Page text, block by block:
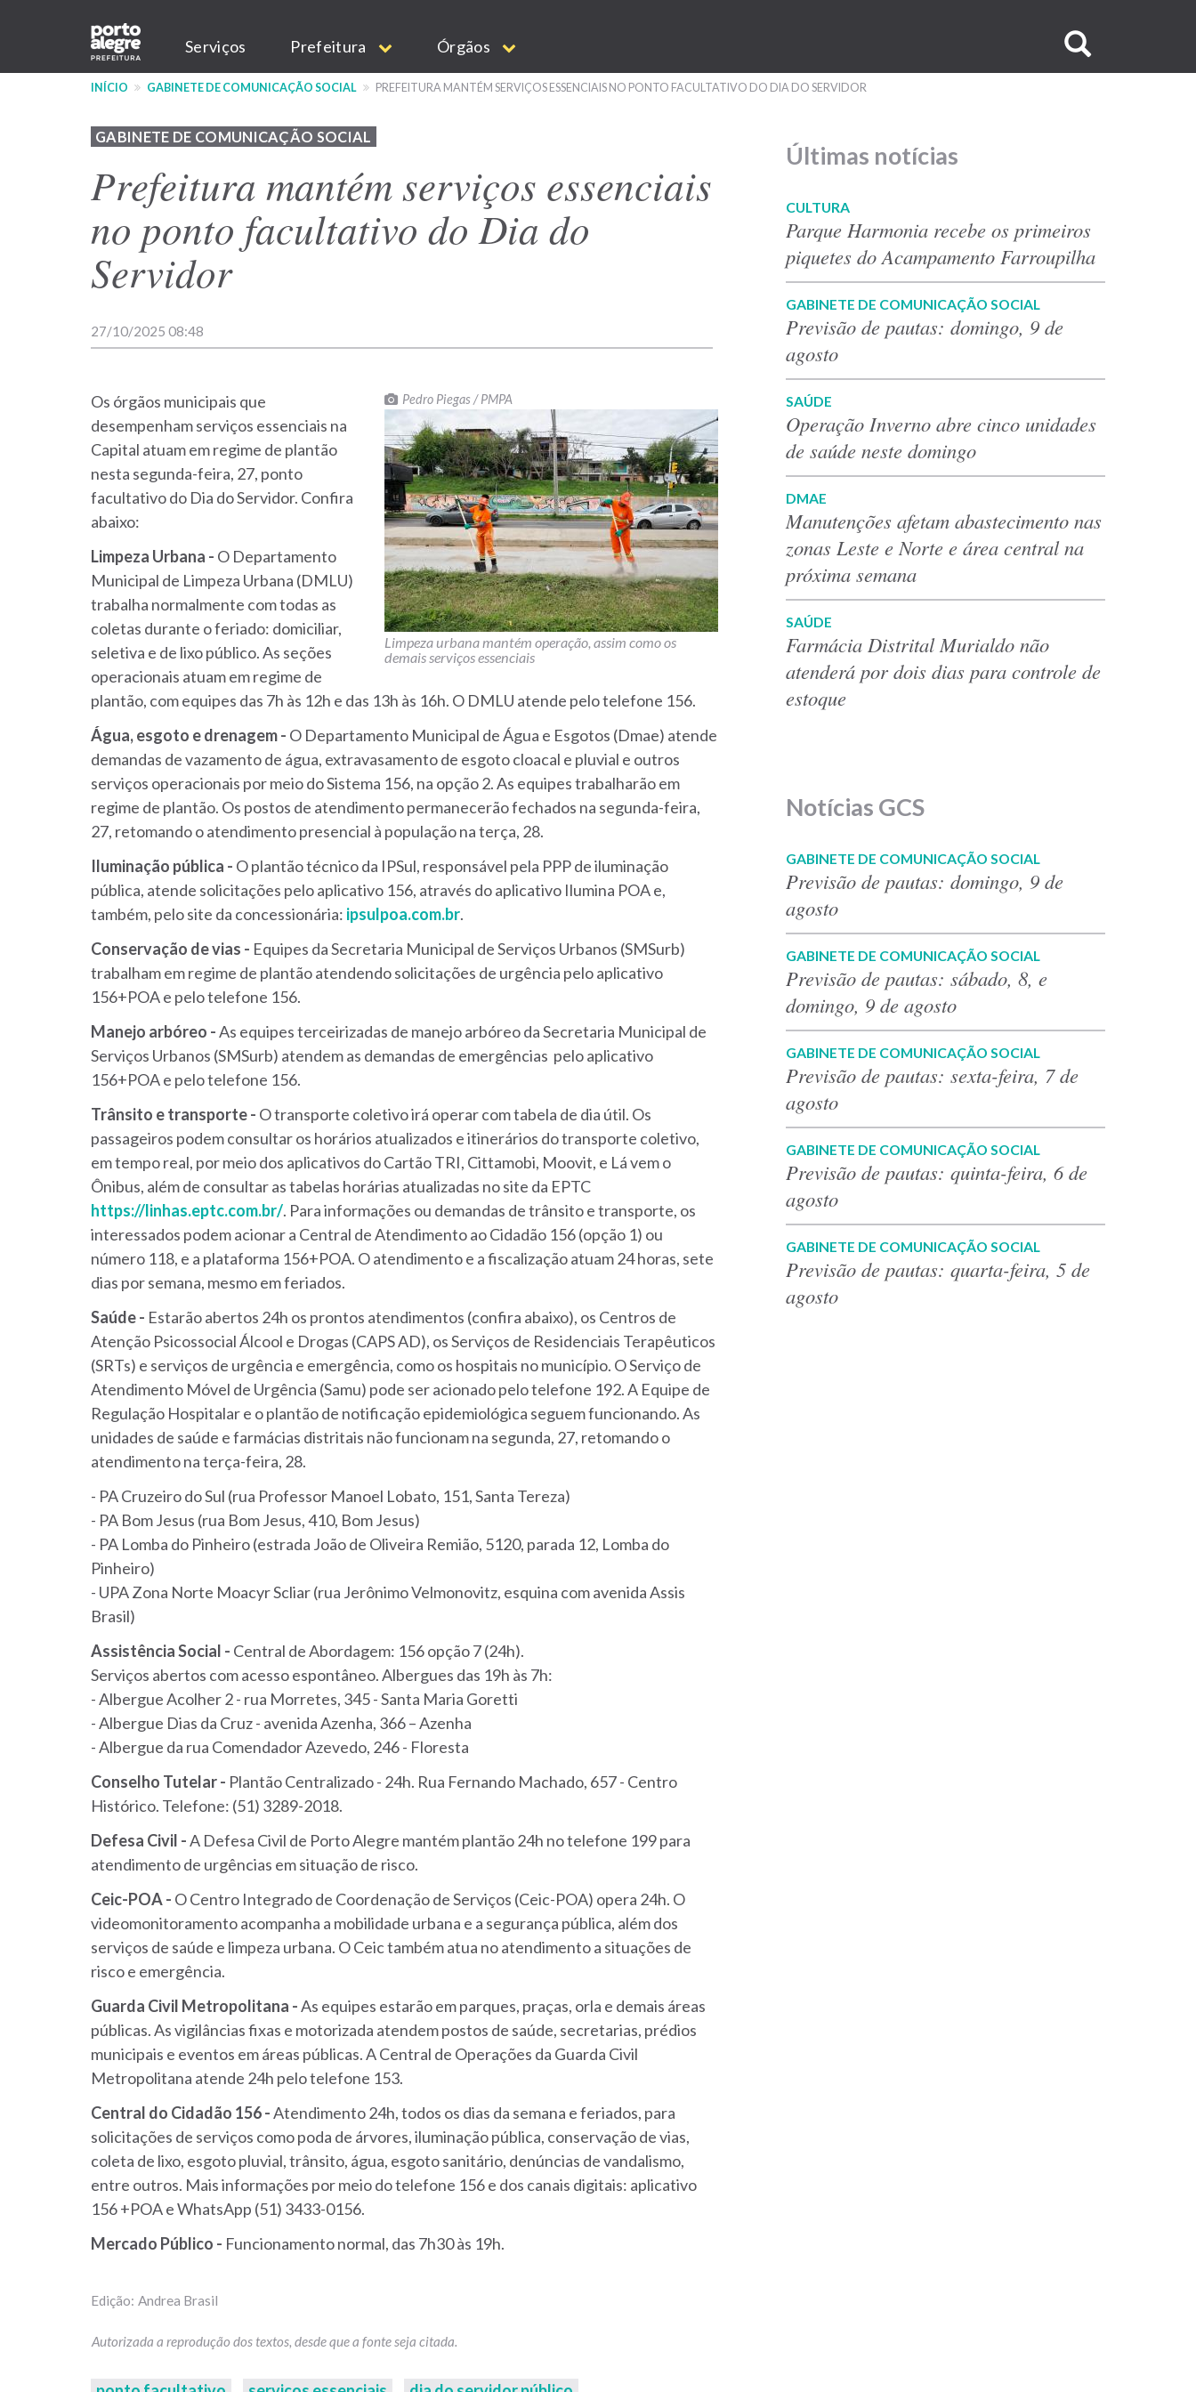
conteúdo
Main
navigation
Serviços Prefeitura Órgãos
no
INÍCIO GABINETE DE COMUNICAÇÃO SOCIAL PREFEITURA MANTÉM SERVIÇOS ESSENCIAIS NO PONTO FACULTATIVO DO DIA DO SERVIDOR
GABINETE DE COMUNICAÇÃO SOCIAL
Prefeitura mantém serviços essenciais
no ponto facultativo do Dia do
Servidor
27/10/2025 08:48
Pedro Piegas / PMPA
Limpeza urbana mantém operação, assim como os
demais serviços essenciais
Os órgãos municipais que
desempenham serviços essenciais na
Capital atuam em regime de plantão
nesta segunda-feira, 27, ponto
facultativo do Dia do Servidor. Confira
abaixo:
Limpeza Urbana - O Departamento
Municipal de Limpeza Urbana (DMLU)
trabalha normalmente com todas as
coletas durante o feriado: domiciliar,
seletiva e de lixo público. As seções
operacionais atuam em regime de
plantão, com equipes das 7h às 12h e das 13h às 16h. O DMLU atende pelo telefone 156.
Água, esgoto e drenagem - O Departamento Municipal de Água e Esgotos (Dmae) atende
demandas de vazamento de água, extravasamento de esgoto cloacal e pluvial e outros
serviços operacionais por meio do Sistema 156, na opção 2. As equipes trabalharão em
regime de plantão. Os postos de atendimento permanecerão fechados na segunda-feira,
27, retomando o atendimento presencial à população na terça, 28.
Iluminação pública - O plantão técnico da IPSul, responsável pela PPP de iluminação
pública, atende solicitações pelo aplicativo 156, através do aplicativo Ilumina POA e,
também, pelo site da concessionária: ipsulpoa.com.br.
Conservação de vias - Equipes da Secretaria Municipal de Serviços Urbanos (SMSurb)
trabalham em regime de plantão atendendo solicitações de urgência pelo aplicativo
156+POA e pelo telefone 156.
Manejo arbóreo -As equipes terceirizadas de manejo arbóreo da Secretaria Municipal de
Serviços Urbanos (SMSurb) atendem as demandas de emergências pelo aplicativo
156+POA e pelo telefone 156.
Trânsito e transporte - O transporte coletivo irá operar com tabela de dia útil. Os
passageiros podem consultar os horários atualizados e itinerários do transporte coletivo,
em tempo real, por meio dos aplicativos do Cartão TRI, Cittamobi, Moovit, e Lá vem o
Ônibus, além de consultar as tabelas horárias atualizadas no site da EPTC
https://linhas.eptc.com.br/. Para informações ou demandas de trânsito e transporte, os
interessados podem acionar a Central de Atendimento ao Cidadão 156 (opção 1) ou
número 118, e a plataforma 156+POA. O atendimento e a fiscalização atuam 24 horas, sete
dias por semana, mesmo em feriados.
Saúde - Estarão abertos 24h os prontos atendimentos (confira abaixo), os Centros de
Atenção Psicossocial Álcool e Drogas (CAPS AD), os Serviços de Residenciais Terapêuticos
(SRTs) e serviços de urgência e emergência, como os hospitais no município. O Serviço de
Atendimento Móvel de Urgência (Samu) pode ser acionado pelo telefone 192. A Equipe de
Regulação Hospitalar e o plantão de notificação epidemiológica seguem funcionando. As
unidades de saúde e farmácias distritais não funcionam na segunda, 27, retomando o
atendimento na terça-feira, 28.
- PA Cruzeiro do Sul (rua Professor Manoel Lobato, 151, Santa Tereza)
- PA Bom Jesus (rua Bom Jesus, 410, Bom Jesus)
- PA Lomba do Pinheiro (estrada João de Oliveira Remião, 5120, parada 12, Lomba do
Pinheiro)
- UPA Zona Norte Moacyr Scliar (rua Jerônimo Velmonovitz, esquina com avenida Assis
Brasil)
Assistência Social - Central de Abordagem: 156 opção 7 (24h).
Serviços abertos com acesso espontâneo. Albergues das 19h às 7h:
- Albergue Acolher 2 - rua Morretes, 345 - Santa Maria Goretti
- Albergue Dias da Cruz - avenida Azenha, 366 – Azenha
- Albergue da rua Comendador Azevedo, 246 - Floresta
Conselho Tutelar - Plantão Centralizado - 24h. Rua Fernando Machado, 657 - Centro
Histórico. Telefone: (51) 3289-2018.
Defesa Civil -A Defesa Civil de Porto Alegre mantém plantão 24h no telefone 199 para
atendimento de urgências em situação de risco.
Ceic-POA - O Centro Integrado de Coordenação de Serviços (Ceic-POA) opera 24h. O
videomonitoramento acompanha a mobilidade urbana e a segurança pública, além dos
serviços de saúde e limpeza urbana. O Ceic também atua no atendimento a situações de
risco e emergência.
Guarda Civil Metropolitana -As equipes estarão em parques, praças, orla e demais áreas
públicas. As vigilâncias fixas e motorizada atendem postos de saúde, secretarias, prédios
municipais e eventos em áreas públicas. A Central de Operações da Guarda Civil
Metropolitana atende 24h pelo telefone 153.
Central do Cidadão 156 -Atendimento 24h, todos os dias da semana e feriados, para
solicitações de serviços como poda de árvores, iluminação pública, conservação de vias,
coleta de lixo, esgoto pluvial, trânsito, água, esgoto sanitário, denúncias de vandalismo,
entre outros. Mais informações por meio do telefone 156 e dos canais digitais: aplicativo
156 +POA e WhatsApp (51) 3433-0156.
Mercado Público - Funcionamento normal, das 7h30 às 19h.
Andrea Brasil
Últimas notícias
CULTURA
Parque Harmonia recebe os primeiros
piquetes do Acampamento Farroupilha
GABINETE DE COMUNICAÇÃO SOCIAL
Previsão de pautas: domingo, 9 de
agosto
SAÚDE
Operação Inverno abre cinco unidades
de saúde neste domingo
DMAE
Manutenções afetam abastecimento nas
zonas Leste e Norte e área central na
próxima semana
SAÚDE
Farmácia Distrital Murialdo não
atenderá por dois dias para controle de
estoque
Notícias GCS
GABINETE DE COMUNICAÇÃO SOCIAL
Previsão de pautas: domingo, 9 de
agosto
GABINETE DE COMUNICAÇÃO SOCIAL
Previsão de pautas: sábado, 8, e
domingo, 9 de agosto
GABINETE DE COMUNICAÇÃO SOCIAL
Previsão de pautas: sexta-feira, 7 de
agosto
GABINETE DE COMUNICAÇÃO SOCIAL
Previsão de pautas: quinta-feira, 6 de
agosto
GABINETE DE COMUNICAÇÃO SOCIAL
Previsão de pautas: quarta-feira, 5 de
agosto